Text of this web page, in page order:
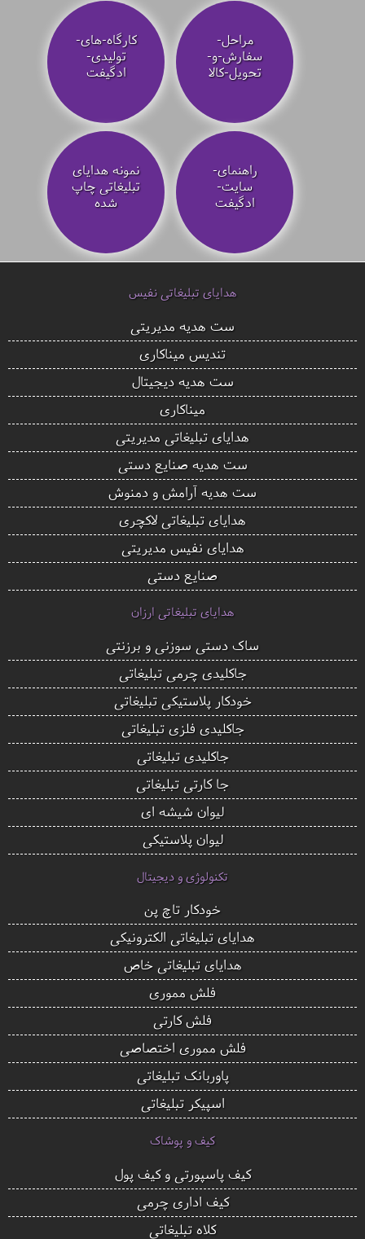
مراحل-
سفارش-و-
تحویل-کالا
کارگاه-های-
تولیدی-
ادگیفت
راهنمای-
سایت-
ادگیفت
نمونه هدایای
تبلیغاتی چاپ
شده
هدایای تبلیغاتی نفیس
ست هدیه مدیریتی
تندیس میناکاری
ست هدیه دیجیتال
میناکاری
هدایای تبلیغاتی مدیریتی
ست هدیه صنایع دستی
ست هدیه آرامش و دمنوش
هدایای تبلیغاتی لاکچری
هدایای نفیس مدیریتی
صنایع دستی
هدایای تبلیغاتی ارزان
ساک دستی سوزنی و برزنتی
جاکلیدی چرمی تبلیغاتی
خودکار پلاستیکی تبلیغاتی
جاکلیدی فلزی تبلیغاتی
جاکلیدی تبلیغاتی
جا کارتی تبلیغاتی
لیوان شیشه ای
لیوان پلاستیکی
تکنولوژی و دیجیتال
خودکار تاچ پن
هدایای تبلیغاتی الکترونیکی
هدایای تبلیغاتی خاص
فلش مموری
فلش کارتی
فلش مموری اختصاصی
پاوربانک تبلیغاتی
اسپیکر تبلیغاتی
کیف و پوشاک
کیف پاسپورتی و کیف پول
کیف اداری چرمی
کلاه تبلیغاتی